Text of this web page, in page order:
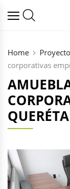
Home
corporativas